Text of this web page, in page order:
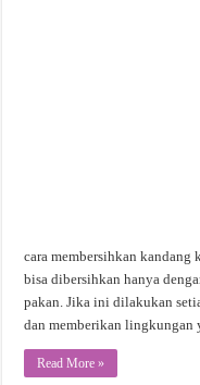
cara membersihkan kandang
bisa dibersihkan hanya
pakan. Jika ini dilakukan
dan memberikan
Read More »